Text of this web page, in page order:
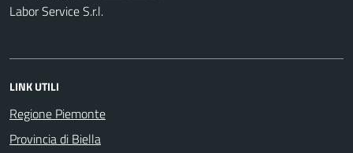
Labor Service S.r.l.
LINK UTILI
Regione Piemonte
Provincia di Biella